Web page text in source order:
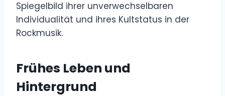
Spiegelbild ihrer unverwechselbaren
Individualität und ihres Kultstatus in der
Rockmusik.
Frühes Leben und
Hintergrund